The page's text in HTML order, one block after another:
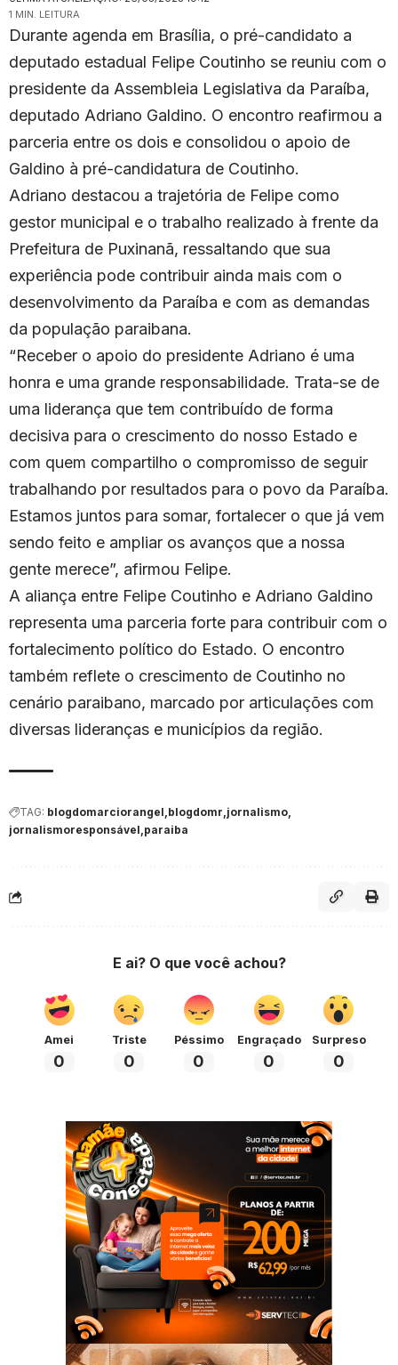
1 MIN. LEITURA
Durante agenda em Brasília, o pré-candidato a
deputado estadual Felipe Coutinho se reuniu com o
presidente da Assembleia Legislativa da Paraíba,
deputado Adriano Galdino. O encontro reafirmou a
parceria entre os dois e consolidou o apoio de
Galdino à pré-candidatura de Coutinho.
Adriano destacou a trajetória de Felipe como
gestor municipal e o trabalho realizado à frente da
Prefeitura de Puxinanã, ressaltando que sua
experiência pode contribuir ainda mais com o
desenvolvimento da Paraíba e com as demandas
da população paraibana.
“Receber o apoio do presidente Adriano é uma
honra e uma grande responsabilidade. Trata-se de
uma liderança que tem contribuído de forma
decisiva para o crescimento do nosso Estado e
com quem compartilho o compromisso de seguir
trabalhando por resultados para o povo da Paraíba.
Estamos juntos para somar, fortalecer o que já vem
sendo feito e ampliar os avanços que a nossa
gente merece”, afirmou Felipe.
A aliança entre Felipe Coutinho e Adriano Galdino
representa uma parceria forte para contribuir com o
fortalecimento político do Estado. O encontro
também reflete o crescimento de Coutinho no
cenário paraibano, marcado por articulações com
diversas lideranças e municípios da região.
TAG: blogdomarciorangel blogdomr jornalismo
jornalismoresponsável paraiba
E ai? O que você achou?
Amei
0
Triste
0
Péssimo
0
Engraçado
0
Surpreso
0